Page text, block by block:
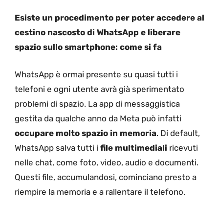
Esiste un procedimento per poter accedere al
cestino nascosto di WhatsApp e liberare
spazio sullo smartphone: come si fa
WhatsApp è ormai presente su quasi tutti i
telefoni e ogni utente avrà già sperimentato
problemi di spazio. La app di messaggistica
gestita da qualche anno da Meta può infatti
occupare molto spazio in memoria. Di default,
WhatsApp salva tutti i file multimediali ricevuti
nelle chat, come foto, video, audio e documenti.
Questi file, accumulandosi, cominciano presto a
riempire la memoria e a rallentare il telefono.